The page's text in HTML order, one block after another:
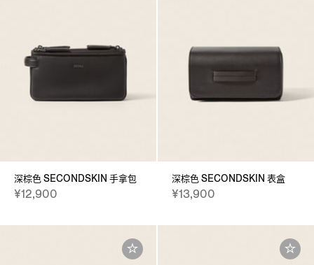
深棕色 SECONDSKIN 手拿包
¥12,900
深棕色 SECONDSKIN 表盒
¥13,900